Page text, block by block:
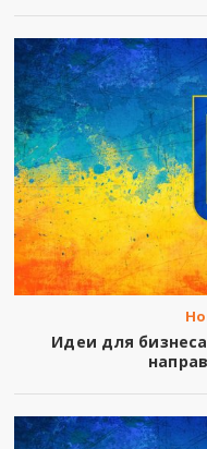
Идеи для